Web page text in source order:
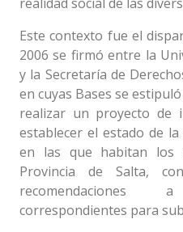
Este contexto fue el
2006 se firmó entre la
y la Secretaría de
en cuyas Bases se
realizar un proyecto de
establecer el estado de
en las que habitan los
Provincia de Salta,
correspondientes para